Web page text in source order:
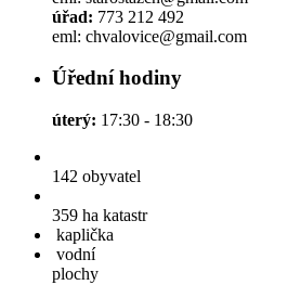
úřad: 773 212 492
eml: chvalovice@gmail.com
Úřední hodiny
úterý: 17:30 - 18:30
142 obyvatel
359 ha katastr
kaplička
vodní
plochy